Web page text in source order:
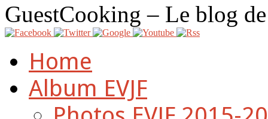
GuestCooking – Le blog
Home
Album EVJF